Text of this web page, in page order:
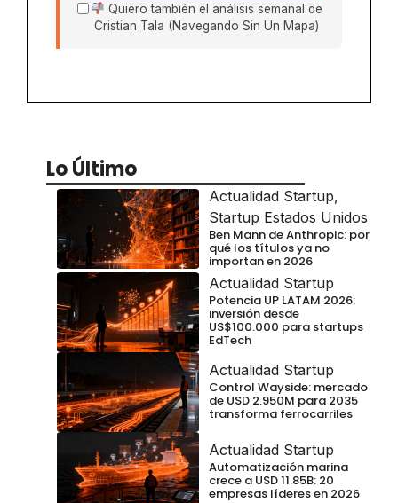
Quiero también el análisis semanal de
Cristian Tala (Navegando Sin Un Mapa)
Lo Último
Actualidad Startup,
Startup Estados Unidos
Ben Mann de Anthropic: por
qué los títulos ya no
importan en 2026
Actualidad Startup
Potencia UP LATAM 2026:
inversión desde
US$100.000 para startups
EdTech
Actualidad Startup
Control Wayside: mercado
de USD 2.950M para 2035
transforma ferrocarriles
Actualidad Startup
Automatización marina
crece a USD 11.85B: 20
empresas líderes en 2026